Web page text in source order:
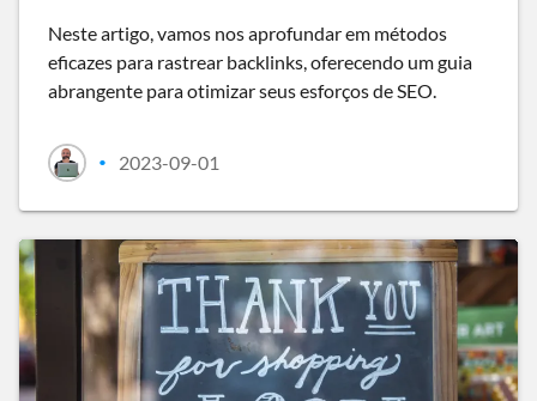
Neste artigo, vamos nos aprofundar em métodos
eficazes para rastrear backlinks, oferecendo um guia
abrangente para otimizar seus esforços de SEO.
• 2023-09-01